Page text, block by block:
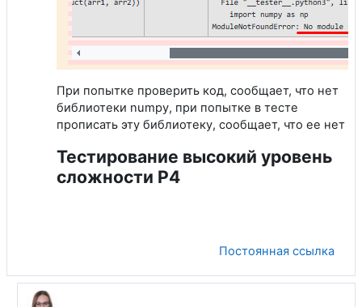
При попытке проверить код, сообщает, что нет
библиотеки numpy, при попытке в тесте
прописать эту библиотеку, сообщает, что ее нет
Тестирование высокий уровень
сложности Р4
Постоянная ссылка